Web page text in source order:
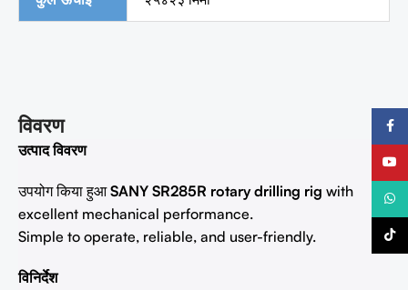
विवरण
उत्पाद विवरण
उपयोग किया हुआSANY SR285R rotary drilling rig with
excellent mechanical performance.
Simple to operate, reliable, and user-friendly.
विनिर्देश
फेसबुक
यूट्यूब